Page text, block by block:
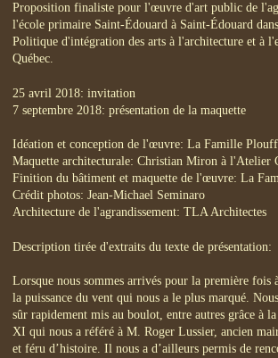
Proposition finaliste pour l'œuvre d'art public de
l'école primaire Saint-Édouard à Saint-Édouard
Politique d'intégration des arts à l'architecture et à
Québec.
25 avril 2018: invitation
7 septembre 2018: présentation de la maquette
Idéation et conception de l'œuvre: La Famille
Maquette architecturale: Christian Miron à l'Atelier
Finition du bâtiment et maquette de l'œuvre: La
Crédit photos: Jean-Michael Seminaro
Architecture de l'agrandissement: TLA Architectes
Description tirée d'extraits du texte de présentation:
Lorsque nous sommes arrivés pour la première fois
la puissance du vent qui nous a le plus marqué.
sûr rapidement mis au boulot, entre autres grâce à
XI qui nous a référé à M. Roger Lussier, ancien
et féru d’histoire. Il nous a d’ailleurs permis de